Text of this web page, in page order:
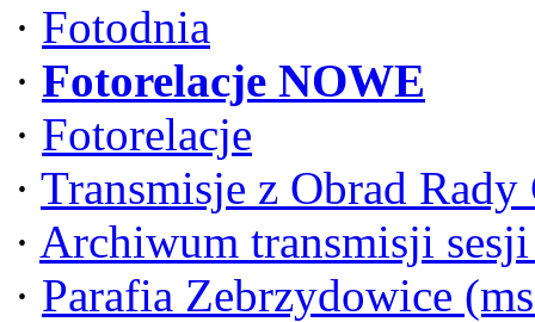
· Fotodnia
· Fotorelacje NOWE
· Fotorelacje
· Transmisje z Obrad
· Archiwum transmisji
· Parafia Zebrzydowice